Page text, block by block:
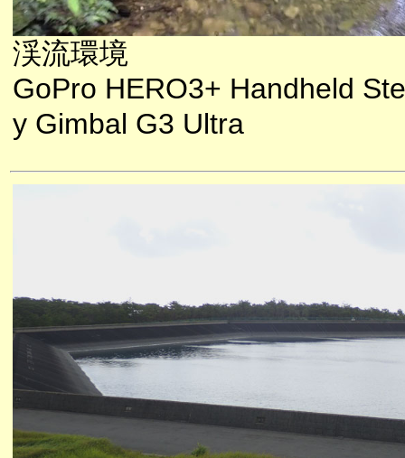
渓流環境
GoPro HERO3+ Handheld
y Gimbal G3 Ultra